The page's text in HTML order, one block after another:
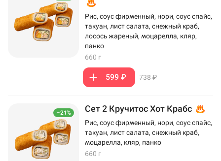
Рис, соус фирменный, нори, соус спайс,
такуан, лист салата, снежный краб,
лосось жареный, моцарелла, кляр,
панко
660 г
599 ₽ 738 ₽
–21% Сет 2 Кручитос Хот Крабс
Рис, соус фирменный, нори, соус спайс,
такуан, лист салата, снежный краб,
моцарелла, кляр, панко
660 г